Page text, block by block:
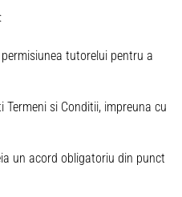
tutorelui pentru a
si Conditii, impreuna cu
un acord obligatoriu din punct